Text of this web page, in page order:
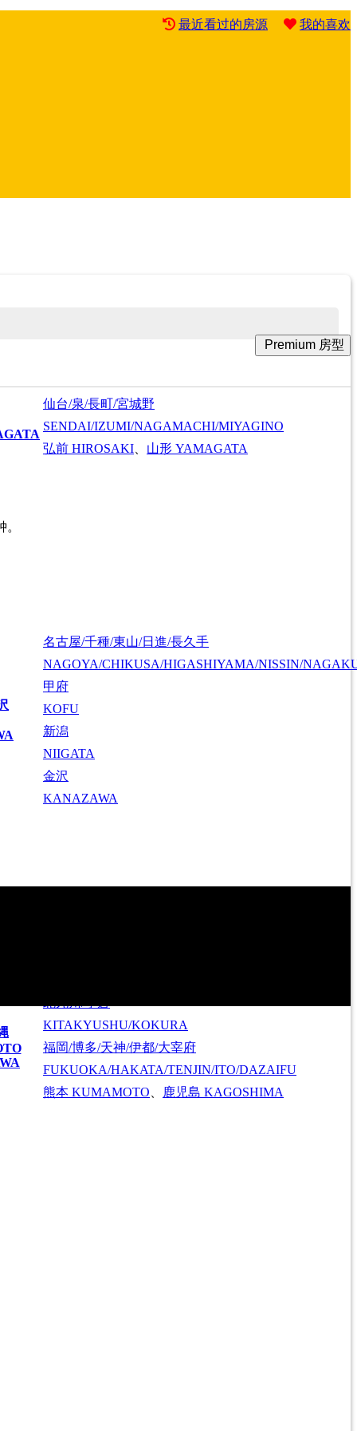
最近看过的房源 我的喜欢
仙台/泉/長町/宮城野
SENDAI/IZUMI/NAGAMACHI/MIYAGINO
弘前 HIROSAKI 山形 YAMAGATA
名古屋/千種/東山/日進/長久手
NAGOYA/CHIKUSA/HIGASHIYAMA/NISSIN/
甲府
KOFU
新潟
NIIGATA
金沢
KANAZAWA
KITAKYUSHU/KOKURA
福岡/博多/天神/伊都/大宰府
FUKUOKA/HAKATA/TENJIN/ITO/DAZAIFU
熊本 KUMAMOTO 鹿児島 KAGOSHIMA
Premium 房型